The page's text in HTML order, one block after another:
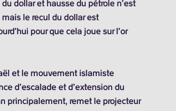
dollar et hausse du pétrole n’est
le recul du dollar est
pour que cela joue sur l’or
et le mouvement islamiste
d’escalade et d’extension du
principalement, remet le projecteur